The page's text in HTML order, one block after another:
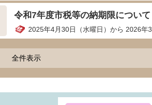
令和7年度市税等の納期限について
2025年4月30日（水曜日）から 2026年
全件表示